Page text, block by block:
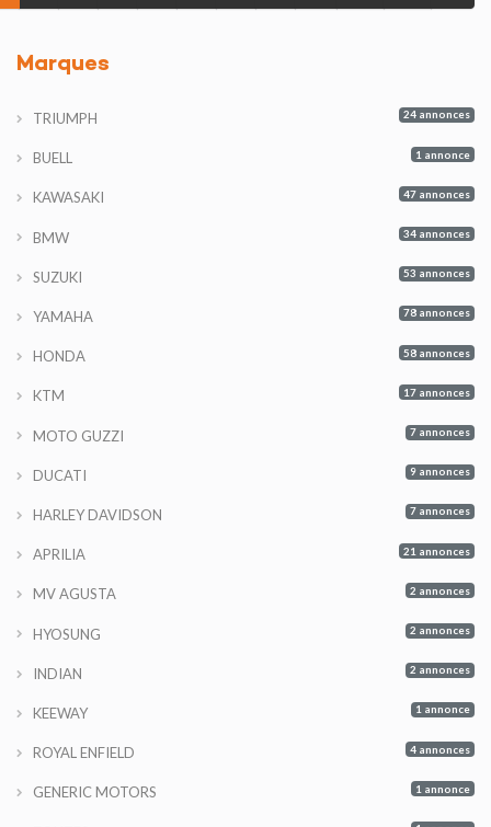
Marques
TRIUMPH 24 annonces
BUELL 1 annonce
KAWASAKI 47 annonces
BMW 34 annonces
SUZUKI 53 annonces
YAMAHA 78 annonces
HONDA 58 annonces
KTM 17 annonces
MOTO GUZZI 7 annonces
DUCATI 9 annonces
HARLEY DAVIDSON 7 annonces
APRILIA 21 annonces
MV AGUSTA 2 annonces
HYOSUNG 2 annonces
INDIAN 2 annonces
KEEWAY 1 annonce
ROYAL ENFIELD 4 annonces
GENERIC MOTORS 1 annonce